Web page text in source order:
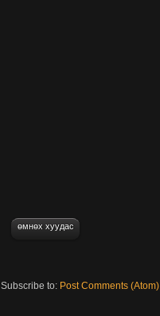
өмнөх хуудас
Subscribe to: Post Comments (Atom)